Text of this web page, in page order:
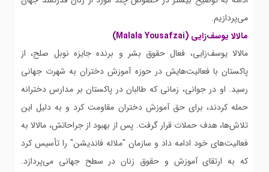
می‌پردازیم.
مالالا یوسف‌زایی (Malala Yousafzai)
مالالا یوسف‌زایی، فعال حقوق بشر و برنده جایزه نوبل صلح، از
پاکستان با فعالیت‌هایش در حوزه آموزش دختران به شهرت جهانی
رسید. او در جوانی، زمانی که طالبان در پاکستان بر مدارس دخترانه
حمله کردند، برای حق آموزش دختران مقاومت کرد و به دلیل این
تلاش‌ها، هدف حملات قرار گرفت. پس از بهبود از جراحاتش، مالالا به
فعالیت‌های خود ادامه داد و سازمان "ملاله فاندیشن" را تأسیس کرد
که به ارتقای آموزش و حقوق زنان در سطح جهانی می‌پردازد.